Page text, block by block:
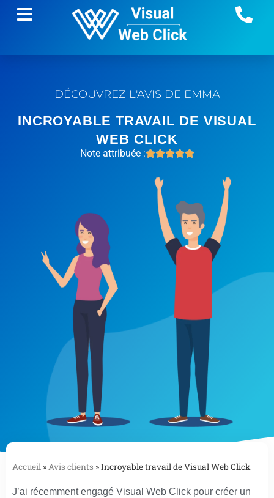
DÉCOUVREZ L'AVIS DE EMMA
INCROYABLE TRAVAIL DE VISUAL
WEB CLICK
Note attribuée :
Accueil »Avis clients »Incroyable travail de Visual Web Click
J’ai récemment engagé Visual Web Click pour créer un